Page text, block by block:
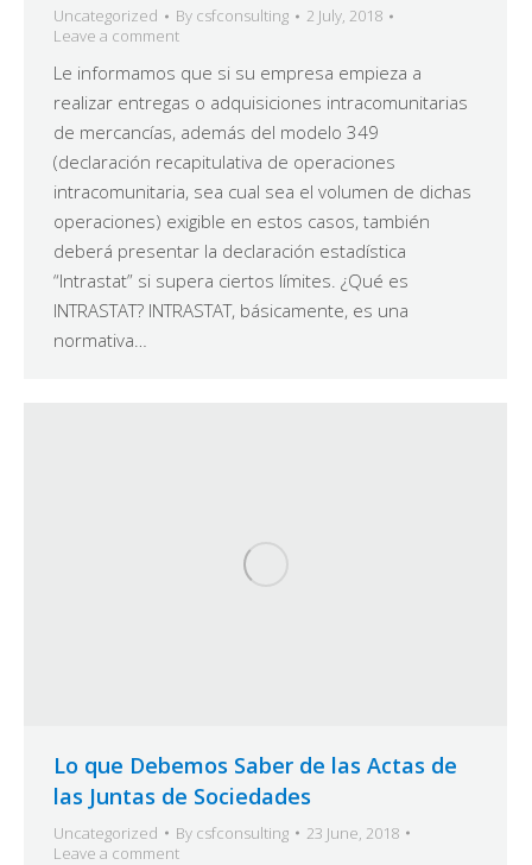
Uncategorized By csfconsulting
2 July, 2018
Leave a comment
Le informamos que si su empresa empieza a
realizar entregas o adquisiciones intracomunitarias
de mercancías, además del modelo 349
(declaración recapitulativa de operaciones
intracomunitaria, sea cual sea el volumen de dichas
operaciones) exigible en estos casos, también
deberá presentar la declaración estadística
“Intrastat” si supera ciertos límites. ¿Qué es
INTRASTAT? INTRASTAT, básicamente, es una
normativa…
Lo que Debemos Saber de las Actas de
las Juntas de Sociedades
Uncategorized By csfconsulting
23 June, 2018
Leave a comment